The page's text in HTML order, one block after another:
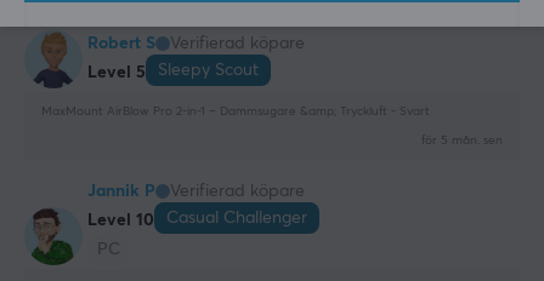
Robert S
Verifierad köpare
Level 5
Sleepy Scout
MaxMount AirBlow Pro 2-in-1 – Dammsugare &amp; Tryckluft - Svart
för 5 mån. sen
Jannik P
Verifierad köpare
Level 10
Casual Challenger
PC